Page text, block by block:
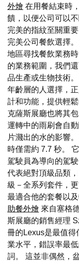
外燴 在用餐結束時
饋，以便公司可以
完美的指紋至關重
完美公司餐飲選擇
地區尋找餐飲業務
的業務範圍，我們
品生產或生物技術
年齡層的人選擇，
計和功能，提供輕
克薩斯展廳也將其
運轉中的雨刷會自
片濺出的水的影響
時僅需約 7.7 秒。
駕駛員為導向的駕
代表絕對頂級品類
級－全系列套件，
最適合他的套餐以
助餐外燴 來自塞格
斯展廳的銷售經理
冊的Lexus是最值得
業水平，錯誤率最
詞。 這並非偶然，